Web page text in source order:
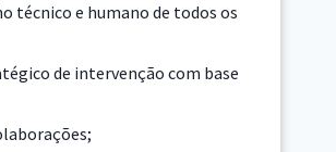
técnico e humano de todos os
de intervenção com base